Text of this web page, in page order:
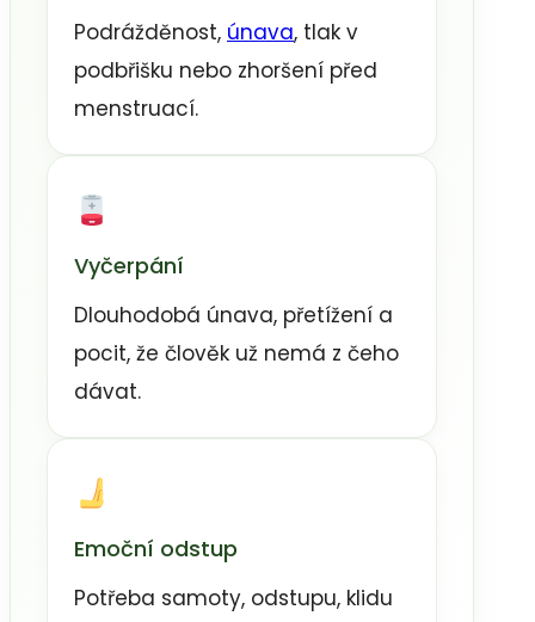
Podrážděnost, únava, tlak v
podbřišku nebo zhoršení před
menstruací.
Vyčerpání
Dlouhodobá únava, přetížení a
pocit, že člověk už nemá z čeho
dávat.
Emoční odstup
Potřeba samoty, odstupu, klidu